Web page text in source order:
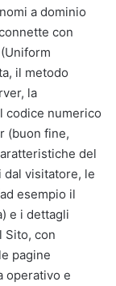
a dominio
con
il metodo
la
codice numerico
(buon fine,
del
visitatore, le
esempio il
e i dettagli
Sito, con
pagine
operativo e